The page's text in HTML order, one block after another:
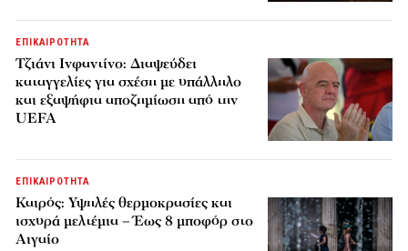
ΕΠΙΚΑΙΡΟΤΗΤΑ
Τζιάνι Ινφαντίνο: Διαψεύδει
καταγγελίες για σχέση με υπάλληλο
και εξαψήφια αποζημίωση από την
UEFA
ΕΠΙΚΑΙΡΟΤΗΤΑ
Καιρός: Υψηλές θερμοκρασίες και
ισχυρά μελτέμια – Έως 8 μποφόρ στο
Αιγαίο